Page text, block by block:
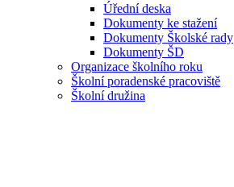
Úřední deska
Dokumenty ke stažení
Dokumenty Školské rady
Dokumenty ŠD
Organizace školního roku
Školní poradenské pracoviště
Školní družina